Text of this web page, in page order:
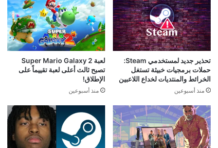
تحذير جديد لمستخدمي Steam:
حملات برمجيات خبيثة تستغل
الخرائط والمنتديات لخداع اللاعبين
منذ أسبوعين
لعبة Super Mario Galaxy 2
تصبح ثالث أعلى لعبة تقييماً على
الإطلاق!
منذ أسبوعين